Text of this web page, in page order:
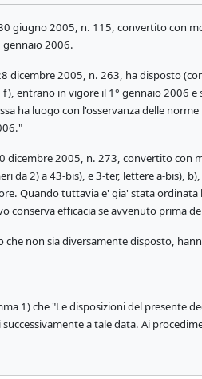
giugno 2005, n. 115, convertito con
gennaio 2006.
dicembre 2005, n. 263, ha disposto
entrano in vigore il 1° gennaio 2006 e
ha luogo con l'osservanza delle
2005, n. 273, convertito con
2) a 43-bis), e 3-ter, lettere a-bis), b),
Quando tuttavia e' gia' stata ordinata
efficacia se avvenuto prima
non sia diversamente disposto,
1) che "Le disposizioni del presente
a tale data. Ai